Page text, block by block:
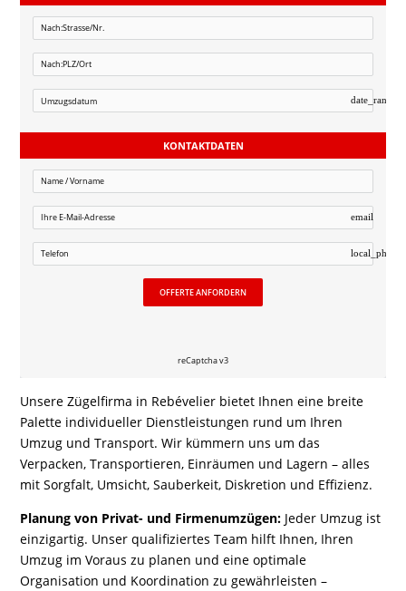
date_range
KONTAKTDATEN
email
local_phone
OFFERTE ANFORDERN
reCaptcha v3
Unsere Zügelfirma in Rebévelier bietet Ihnen eine breite
Palette individueller Dienstleistungen rund um Ihren
Umzug und Transport. Wir kümmern uns um das
Verpacken, Transportieren, Einräumen und Lagern – alles
mit Sorgfalt, Umsicht, Sauberkeit, Diskretion und Effizienz.
Planung von Privat- und Firmenumzügen: Jeder Umzug ist
einzigartig. Unser qualifiziertes Team hilft Ihnen, Ihren
Umzug im Voraus zu planen und eine optimale
Organisation und Koordination zu gewährleisten –